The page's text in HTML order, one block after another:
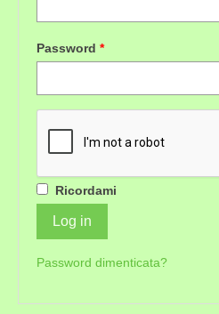
Password *
Ricordami
Log in
Password dimenticata?